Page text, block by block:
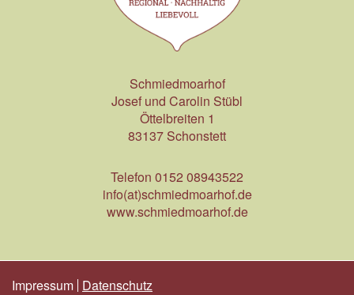
Schmiedmoarhof
Josef und Carolin Stübl
Öttelbreiten 1
83137 Schonstett
Telefon 0152 08943522
info(at)schmiedmoarhof.de
www.schmiedmoarhof.de
Impressum Datenschutz